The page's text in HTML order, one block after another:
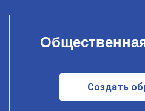
Создать